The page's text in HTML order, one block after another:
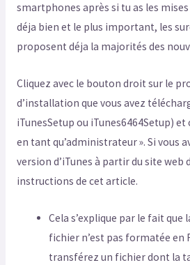
smartphones après si tu as les mises
déja bien et le plus important, les
proposent déja la majorités des
Cliquez avec le bouton droit sur le
d’installation que vous avez
iTunesSetup ou iTunes6464Setup)
en tant qu’administrateur ». Si vous
version d’iTunes à partir du site web
instructions de cet article.
Cela s’explique par le fait que
fichier n’est pas formatée en
transférez un fichier dont la